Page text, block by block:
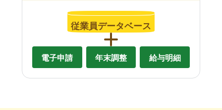
従業員データベース
電子申請 年末調整 給与明細